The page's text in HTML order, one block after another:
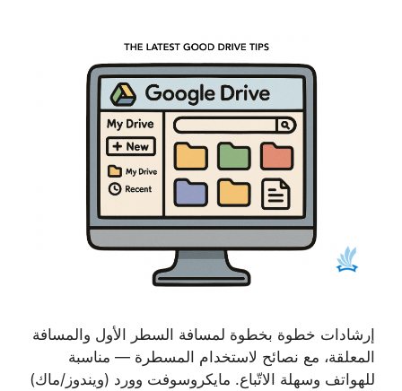
إرشادات خطوة بخطوة لمسافة السطر الأول والمسافة
المعلقة، مع نصائح لاستخدام المسطرة — مناسبة
للهواتف وسهلة الاتّباع. مايكروسوفت وورد (ويندوز/ماك)